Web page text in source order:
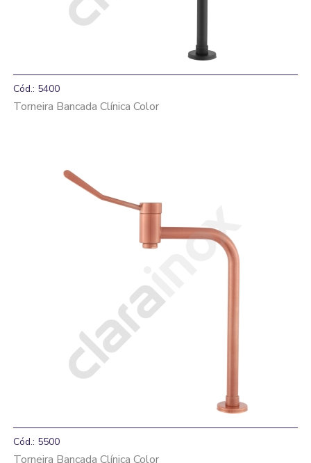
Cód.: 5400
Torneira Bancada Clínica Color
Cód.: 5500
Torneira Bancada Clínica Color